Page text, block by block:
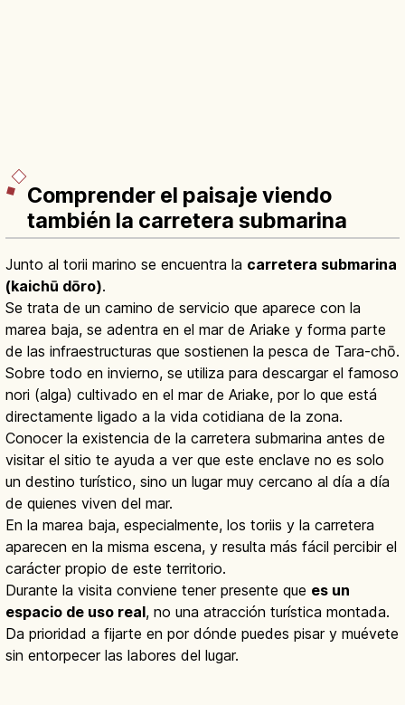
Comprender el paisaje viendo
también la carretera submarina
Junto al torii marino se encuentra la carretera submarina
(kaichū dōro).
Se trata de un camino de servicio que aparece con la
marea baja, se adentra en el mar de Ariake y forma parte
de las infraestructuras que sostienen la pesca de Tara-chō.
Sobre todo en invierno, se utiliza para descargar el famoso
nori (alga) cultivado en el mar de Ariake, por lo que está
directamente ligado a la vida cotidiana de la zona.
Conocer la existencia de la carretera submarina antes de
visitar el sitio te ayuda a ver que este enclave no es solo
un destino turístico, sino un lugar muy cercano al día a día
de quienes viven del mar.
En la marea baja, especialmente, los toriis y la carretera
aparecen en la misma escena, y resulta más fácil percibir el
carácter propio de este territorio.
Durante la visita conviene tener presente que es un
espacio de uso real, no una atracción turística montada.
Da prioridad a fijarte en por dónde puedes pisar y muévete
sin entorpecer las labores del lugar.